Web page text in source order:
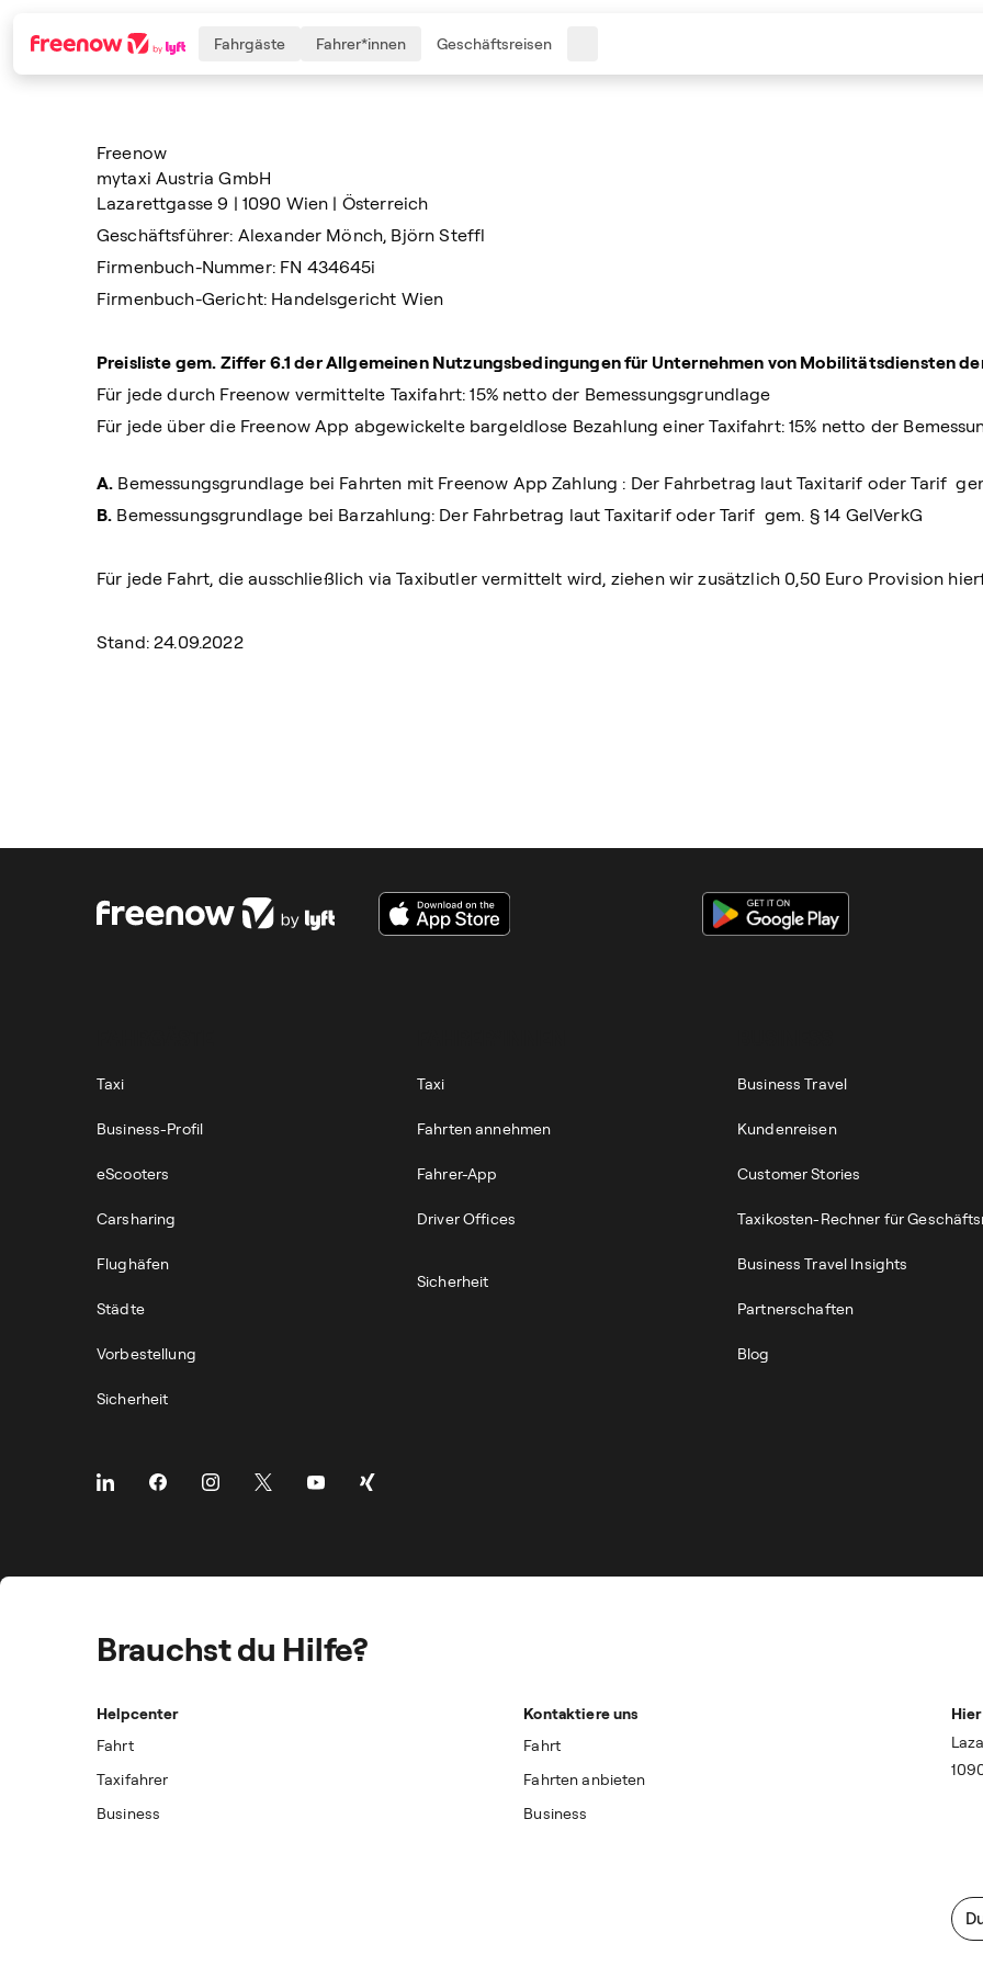
Navigation
Fußzeile
Fahrgäste Fahrer*innen Geschäftsreisen
Freenow
mytaxi Austria GmbH
Lazarettgasse 9 | 1090 Wien | Österreich
Geschäftsführer: Alexander Mönch, Björn Steffl
Firmenbuch-Nummer: FN 434645i
Firmenbuch-Gericht: Handelsgericht Wien
Preisliste gem. Ziffer 6.1 der Allgemeinen Nutzungsbedingungen für Unternehmen von Mobilitätsdiensten
Für jede durch Freenow vermittelte Taxifahrt: 15% netto der Bemessungsgrundlage
Für jede über die Freenow App abgewickelte bargeldlose Bezahlung einer Taxifahrt: 15% netto der
A. Bemessungsgrundlage bei Fahrten mit Freenow App Zahlung : Der Fahrbetrag laut Taxitarif oder Tarif
B. Bemessungsgrundlage bei Barzahlung: Der Fahrbetrag laut Taxitarif oder Tarif gem. § 14 GelVerkG
Für jede Fahrt, die ausschließlich via Taxibutler vermittelt wird, ziehen wir zusätzlich 0,50 Euro Provision
Stand: 24.09.2022
Taxi
Business-Profil
eScooters
Carsharing
Flughäfen
Städte
Vorbestellung
Sicherheit
Taxi
Fahrten annehmen
Fahrer-App
Driver Offices
Sicherheit
Business Travel
Kundenreisen
Customer Stories
Taxikosten-Rechner für
Business Travel Insights
Partnerschaften
Blog
Brauchst du Hilfe?
Helpcenter
Fahrt
Taxifahrer
Business
Kontaktiere uns
Fahrt
Fahrten anbieten
Business